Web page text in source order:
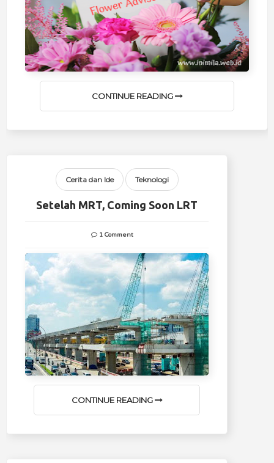
CONTINUE READING
Cerita dan Ide Teknologi
Setelah MRT, Coming Soon LRT
1 Comment
CONTINUE READING